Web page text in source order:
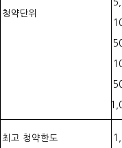
청약단위
최고 청약한도